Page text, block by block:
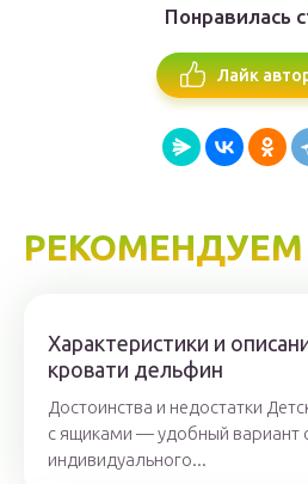
Понравилась
Лайк
Характеристики и
кровати дельфин
Достоинства и недостатки
с ящиками — удобный вариант
индивидуального...